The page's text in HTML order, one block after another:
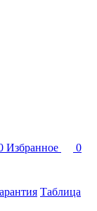
Избранное
0
Таблица